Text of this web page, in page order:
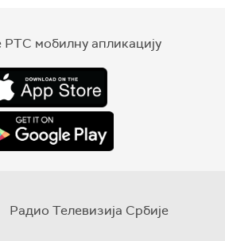
мобилну апликацију
Радио Телевизија Србије